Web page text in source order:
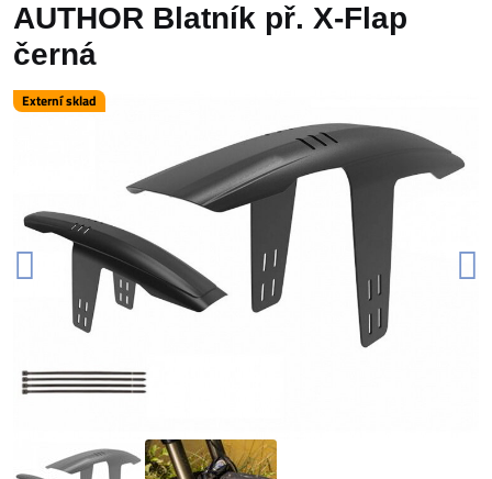
Externí sklad
AUTHOR Blatník př. X-Flap
černá